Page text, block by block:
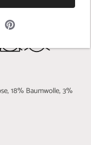
Mix & Match
Blogbeitrag
18% Baumwolle, 3%